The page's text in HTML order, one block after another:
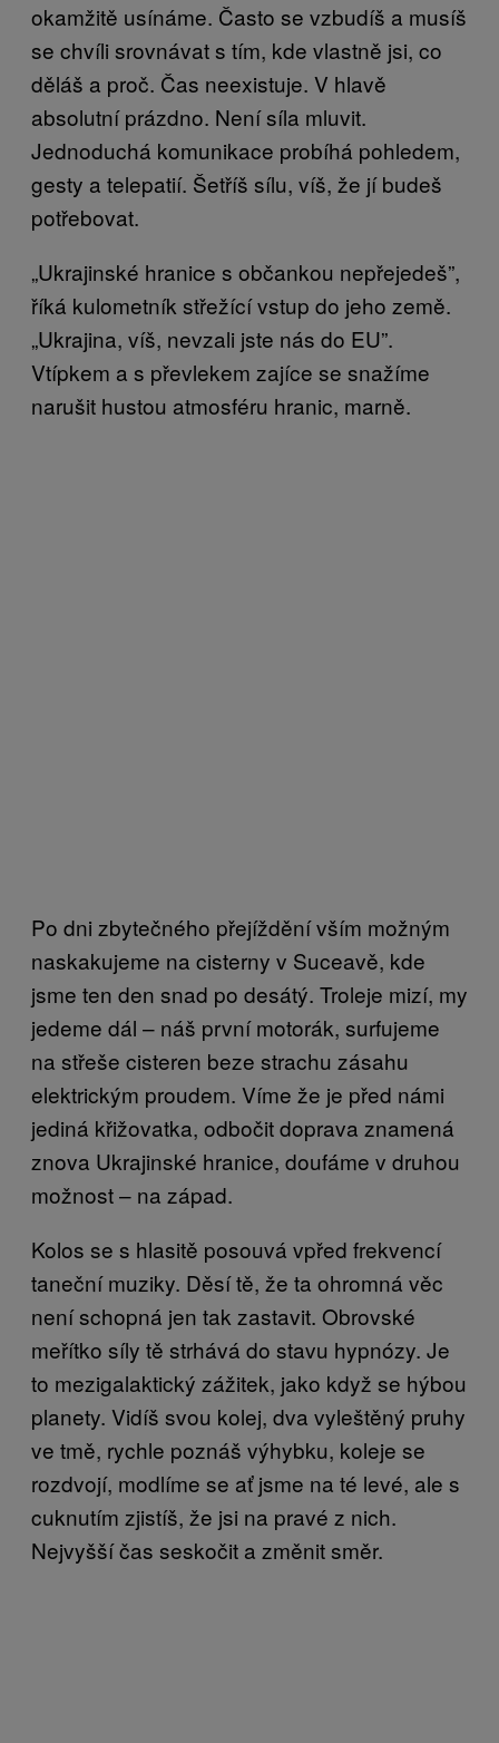
okamžitě usínáme. Často se vzbudíš a musíš
se chvíli srovnávat s tím, kde vlastně jsi, co
děláš a proč. Čas neexistuje. V hlavě
absolutní prázdno. Není síla mluvit.
Jednoduchá komunikace probíhá pohledem,
gesty a telepatií. Šetříš sílu, víš, že jí budeš
potřebovat.
„Ukrajinské hranice s občankou nepřejedeš”,
říká kulometník střežící vstup do jeho země.
„Ukrajina, víš, nevzali jste nás do EU”.
Vtípkem a s převlekem zajíce se snažíme
narušit hustou atmosféru hranic, marně.
Po dni zbytečného přejíždění vším možným
naskakujeme na cisterny v Suceavě, kde
jsme ten den snad po desátý. Troleje mizí, my
jedeme dál – náš první motorák, surfujeme
na střeše cisteren beze strachu zásahu
elektrickým proudem. Víme že je před námi
jediná křižovatka, odbočit doprava znamená
znova Ukrajinské hranice, doufáme v druhou
možnost – na západ.
Kolos se s hlasitě posouvá vpřed frekvencí
taneční muziky. Děsí tě, že ta ohromná věc
není schopná jen tak zastavit. Obrovské
meřítko síly tě strhává do stavu hypnózy. Je
to mezigalaktický zážitek, jako když se hýbou
planety. Vidíš svou kolej, dva vyleštěný pruhy
ve tmě, rychle poznáš výhybku, koleje se
rozdvojí, modlíme se ať jsme na té levé, ale s
cuknutím zjistíš, že jsi na pravé z nich.
Nejvyšší čas seskočit a změnit směr.